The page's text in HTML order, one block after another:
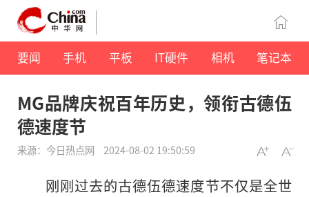
要闻 手机 平板 IT硬件 相机 笔记本
MG品牌庆祝百年历史，领衔古德伍
德速度节
来源：今日热点网 2024-08-02 19:50:59
刚刚过去的古德伍德速度节不仅是全世